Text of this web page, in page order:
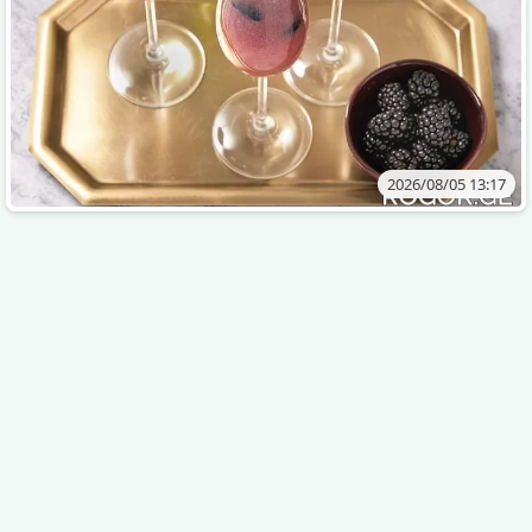
2026/08/05 13:17